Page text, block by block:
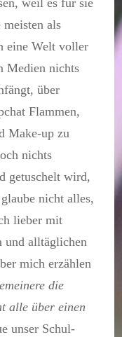
weil es für sie
als
eine Welt voller
Medien nichts
über
Flammen,
Make-up zu
nichts
getuschelt wird,
nicht alles,
lieber mit
und alltäglichen
mich erzählen
die
alle über einen
unser Schul-